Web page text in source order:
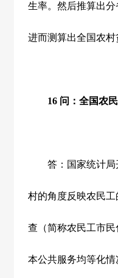
生率。然后推算出
进而测算出全国农村
16 问：全国农
答：国家统计
村的角度反映农民
查（简称农民工市
本公共服务均等化情